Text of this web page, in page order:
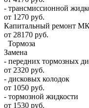
- трансмиссионной
от 1270 руб.
Капитальный ремонт
от 28170 руб.
Тормоза
Замена
- передних тормозных
от 2320 руб.
- дисковых колодок
от 1050 руб.
- тормозной жидкости
от 1530 руб.